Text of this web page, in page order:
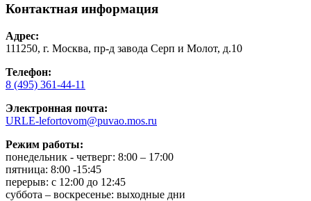
Контактная информация
Адрес:
111250, г. Москва, пр-д завода Серп и Молот, д.10
Телефон:
8 (495) 361-44-11
Электронная почта:
URLE-lefortovom@puvao.mos.ru
Режим работы:
понедельник - четверг: 8:00 – 17:00
пятница: 8:00 -15:45
перерыв: с 12:00 до 12:45
суббота – воскресенье: выходные дни